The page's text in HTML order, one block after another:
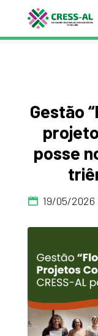
Gestão
posse
19/05/2026